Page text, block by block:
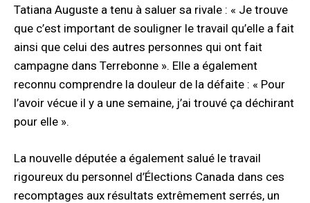
Tatiana Auguste a tenu à saluer sa rivale : « Je trouve
que c’est important de souligner le travail qu’elle a fait
ainsi que celui des autres personnes qui ont fait
campagne dans Terrebonne ». Elle a également
reconnu comprendre la douleur de la défaite : « Pour
l’avoir vécue il y a une semaine, j’ai trouvé ça déchirant
pour elle ».
La nouvelle députée a également salué le travail
rigoureux du personnel d’Élections Canada dans ces
recomptages aux résultats extrêmement serrés, un